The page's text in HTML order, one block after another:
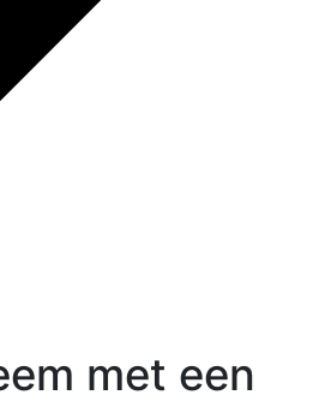
met een